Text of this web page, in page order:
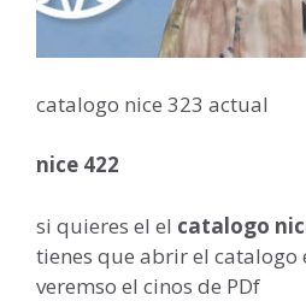
catalogo nice 323 actual
nice 422
si quieres el el catalogo
tienes que abrir el
veremso el cinos de PDf